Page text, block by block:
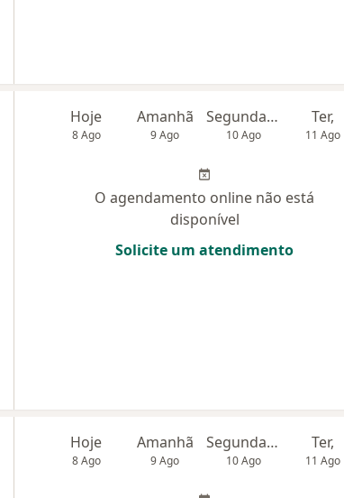
Hoje
8 Ago
Amanhã
9 Ago
Segunda-feira
10 Ago
Ter,
11 Ago
O agendamento online não está
disponível
Solicite um atendimento
Hoje
8 Ago
Amanhã
9 Ago
Segunda-feira
10 Ago
Ter,
11 Ago